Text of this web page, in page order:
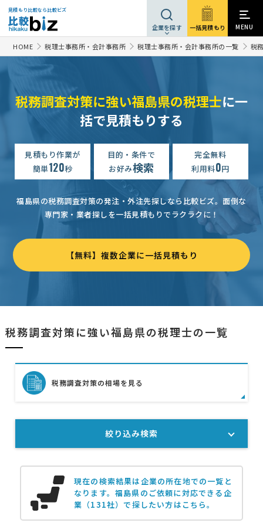
見積もり比較なら比較ビズ
企業を探す 一括見積もり MENU
HOME 税理士事務所・会計事務所 税理士事務所・会計事務所の一覧 税
税務調査対策に強い福島県の税理士に一
括で見積もりする
見積もり作業が
簡単120秒
目的・条件で
お好み検索
完全無料
利用料0円
福島県の税務調査対策の発注・外注先探しなら比較ビズ。 面倒な
専門家・業者探しを一括見積もりでラクラクに！
【無料】複数企業に一括見積もり
税務調査対策に強い福島県の税理士の一覧
現在の検索結果は企業の所在地での一覧と
なります。福島県のご依頼に対応できる企
業（131社）で探したい方はこちら。
税務調査対策の相場を見る
絞り込み検索